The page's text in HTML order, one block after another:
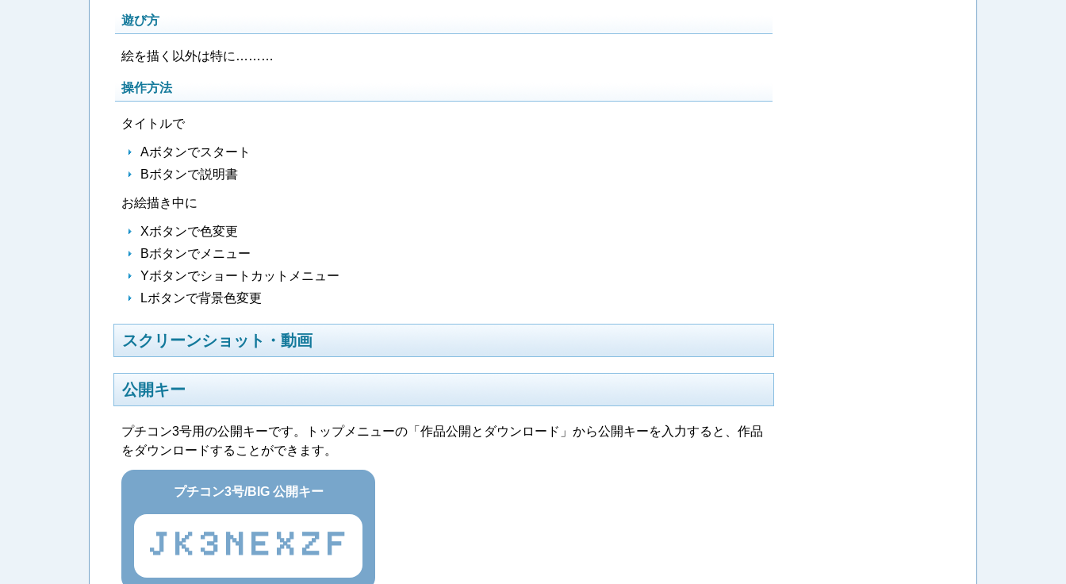
遊び方
絵を描く以外は特に………
操作方法
タイトルで
Aボタンでスタート
Bボタンで説明書
お絵描き中に
Xボタンで色変更
Bボタンでメニュー
Yボタンでショートカットメニュー
Lボタンで背景色変更
スクリーンショット・動画
公開キー
プチコン3号用の公開キーです。トップメニューの「作品公開とダウンロード」から公開キーを入力すると、作品
をダウンロードすることができます。
プチコン3号/BIG 公開キー
JK3NEXZF